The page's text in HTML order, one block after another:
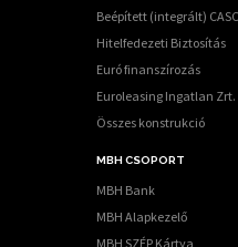
Beépített (integrált)
Hitelfedezeti Biztosítás
Euró finanszírozás
Euroleasing Ingatlan Zrt.
Összes konstrukció
MBH CSOPORT
MBH Bank
MBH Alapkezelő
MBH SZÉP Kártya